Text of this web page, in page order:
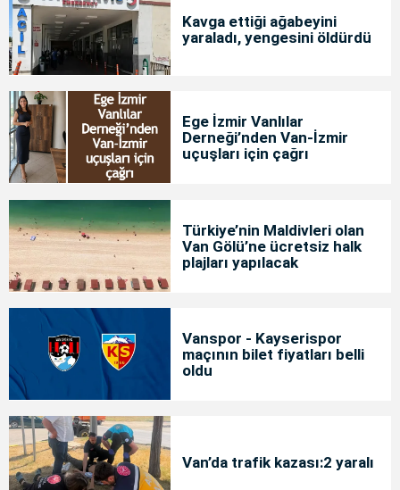
Kavga ettiği ağabeyini
yaraladı, yengesini öldürdü
Ege İzmir Vanlılar
Derneği’nden Van-İzmir
uçuşları için çağrı
Türkiye’nin Maldivleri olan
Van Gölü’ne ücretsiz halk
plajları yapılacak
Vanspor - Kayserispor
maçının bilet fiyatları belli
oldu
Van’da trafik kazası:2 yaralı